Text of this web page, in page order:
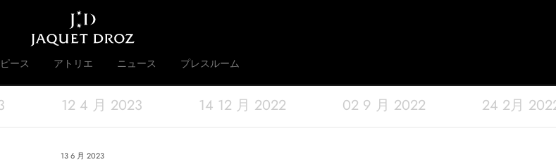
歴史
ース アトリエ ニュース プレスルーム
12 4 月 2023 14 12 月 2022 02 9 月 2022 24 2月
13 6 月 2023